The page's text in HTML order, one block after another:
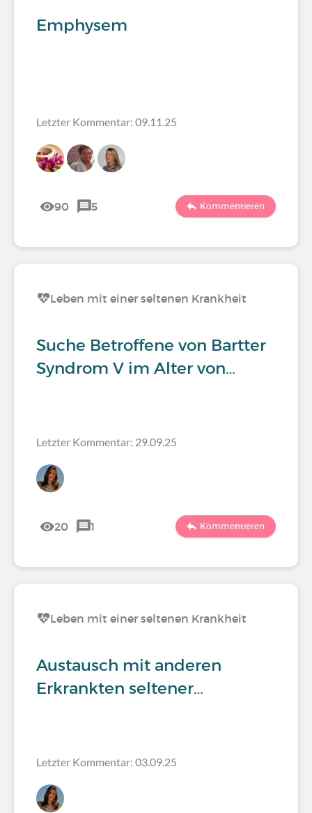
Emphysem
Letzter Kommentar: 09.11.25
90 5 Kommentieren
Leben mit einer seltenen Krankheit
Suche Betroffene von Bartter
Syndrom V im Alter von…
Letzter Kommentar: 29.09.25
20 1 Kommentieren
Leben mit einer seltenen Krankheit
Austausch mit anderen
Erkrankten seltener…
Letzter Kommentar: 03.09.25